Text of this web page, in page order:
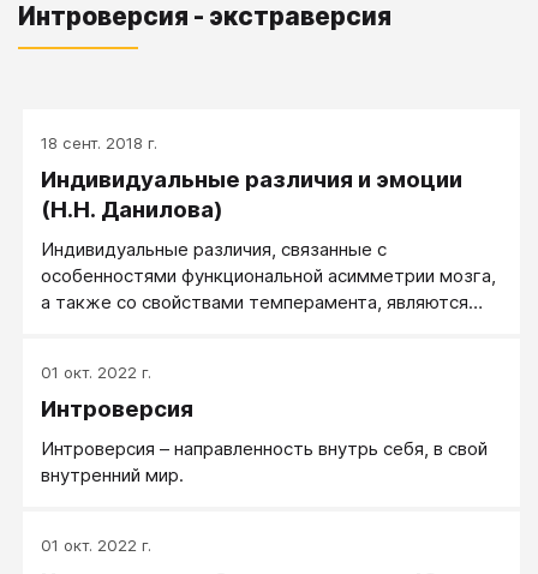
Интроверсия - экстраверсия
18 сент. 2018 г.
Индивидуальные различия и эмоции
(Н.Н. Данилова)
Индивидуальные различия, связанные с
особенностями функциональной асимметрии мозга,
а также со свойствами темперамента, являются
01 окт. 2022 г.
Интроверсия
Интроверсия – направленность внутрь себя, в свой
внутренний мир.
01 окт. 2022 г.